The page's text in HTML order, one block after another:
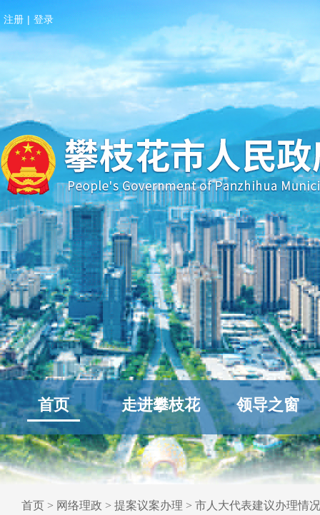
注册 | 登录
首页 走进攀枝花 领导之窗
首页 > 网络理政 > 提案议案办理 > 市人大代表建议办理情况